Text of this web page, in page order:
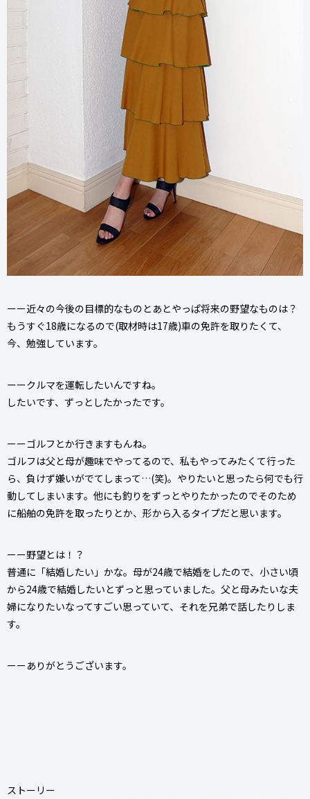
ーー近々の今後の目標的なものとあとやっぱ将来の野望なものは？
もうすぐ18歳になるので(取材時は17歳)車の免許を取りたくて、
今、勉強しています。
ーークルマを運転したいんですね。
したいです、ずっとしたかったです。
ーーゴルフとか行きますもんね。
ゴルフは父と母が趣味でやってるので、私もやってみたくて行った
ら、負けず嫌いがでてしまって…(笑)。やりたいと思ったら何でも行
動してしまいます。他にも釣りをずっとやりたかったのでそのため
に船舶の免許を取ったりとか、形から入るタイプだと思います。
ーー野望とは！？
普通に「結婚したい」かな。母が24歳で結婚をしたので、小さい頃
から24歳で結婚したいとずっと思っていました。父と母みたいな夫
婦になりたいなってすごい思っていて、それを兄弟で話したりしま
す。
ーーありがとうございます。
ストーリー